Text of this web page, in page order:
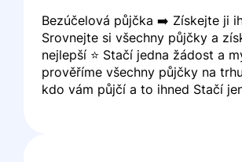
Bezúčelová půjčka ➡️ Získejte ji
Srovnejte si všechny půjčky a
nejlepší ⭐ Stačí jedna žádost a
prověříme všechny půjčky na
kdo vám půjčí a to ihned Stačí